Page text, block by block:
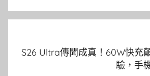
覽
S26 Ultra傳聞成真！60W快充
驗，手